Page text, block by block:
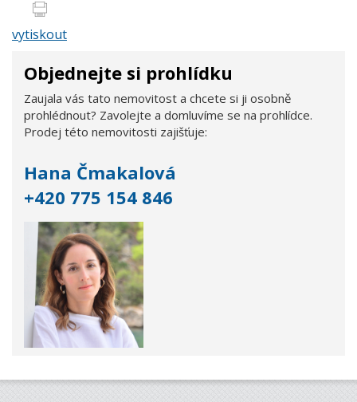
vytiskout
Objednejte si prohlídku
Zaujala vás tato nemovitost a chcete si ji osobně
prohlédnout? Zavolejte a domluvíme se na prohlídce.
Prodej této nemovitosti zajišťuje:
Hana Čmakalová
+420 775 154 846